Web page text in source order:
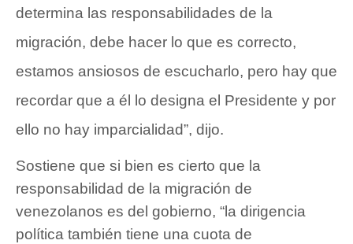
determina las responsabilidades de la
migración, debe hacer lo que es correcto,
estamos ansiosos de escucharlo, pero hay que
recordar que a él lo designa el Presidente y por
ello no hay imparcialidad”, dijo.
Sostiene que si bien es cierto que la
responsabilidad de la migración de
venezolanos es del gobierno, “la dirigencia
política también tiene una cuota de